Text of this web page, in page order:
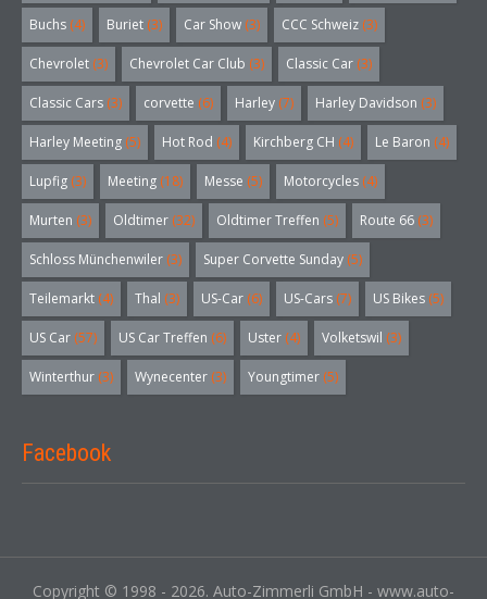
Buchs (4) Buriet (3) Car Show (3) CCC Schweiz (3)
Chevrolet (3) Chevrolet Car Club (3) Classic Car (3)
Classic Cars (3) corvette (6) Harley (7) Harley Davidson (3)
Harley Meeting (5) Hot Rod (4) Kirchberg CH (4) Le Baron (4)
Lupfig (3) Meeting (18) Messe (5) Motorcycles (4)
Murten (3) Oldtimer (32) Oldtimer Treffen (5) Route 66 (3)
Schloss Münchenwiler (3) Super Corvette Sunday (5)
Teilemarkt (4) Thal (3) US-Car (6) US-Cars (7) US Bikes (5)
US Car (57) US Car Treffen (6) Uster (4) Volketswil (3)
Winterthur (3) Wynecenter (3) Youngtimer (5)
Facebook
Copyright © 1998 - 2026. Auto-Zimmerli GmbH - www.auto-